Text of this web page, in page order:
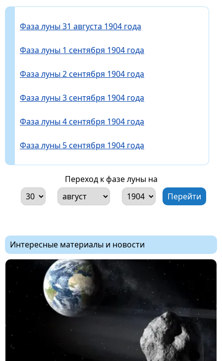
Фаза луны 31 августа 1904 года
Фаза луны 1 сентября 1904 года
Фаза луны 2 сентября 1904 года
Фаза луны 3 сентября 1904 года
Фаза луны 4 сентября 1904 года
Фаза луны 5 сентября 1904 года
Переход к фазе луны на
Интересные материалы и новости